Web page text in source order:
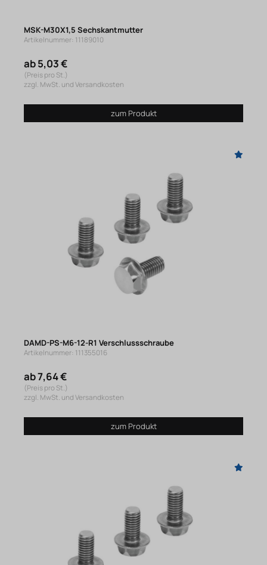
MSK-M30X1,5 Sechskantmutter
Artikelnummer: 11189010
ab 5,03 €
(Preis pro St.)
zzgl. MwSt. und Versandkosten
zum Produkt
DAMD-PS-M6-12-R1 Verschlussschraube
Artikelnummer: 111355016
ab 7,64 €
(Preis pro St.)
zzgl. MwSt. und Versandkosten
zum Produkt